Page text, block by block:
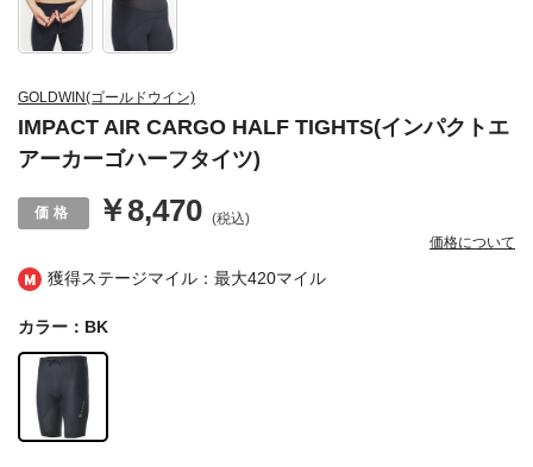
獲得ステージマイル：最大420マイル
GOLDWIN(ゴールドウイン)
IMPACT AIR CARGO HALF TIGHTS(インパクトエ
アーカーゴハーフタイツ)
￥8,470 (税込)
価格について
カラー：BK